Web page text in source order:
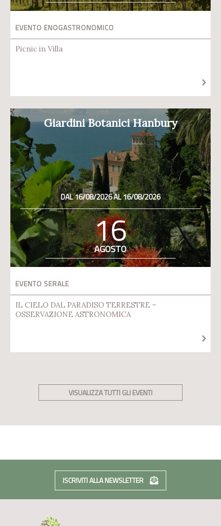
EVENTO ENOGASTRONOMICO
Picnic in Villa
Giardini Botanici Hanbury
DAL 16/08/2026 AL 16/08/2026
16
AGOSTO
EVENTO SERALE
IL CIELO DAL PARADISO TERRESTRE –
OSSERVAZIONE ASTRONOMICA
VISUALIZZA TUTTI GLI EVENTI
ISCRIVITI ALLA NEWSLETTER